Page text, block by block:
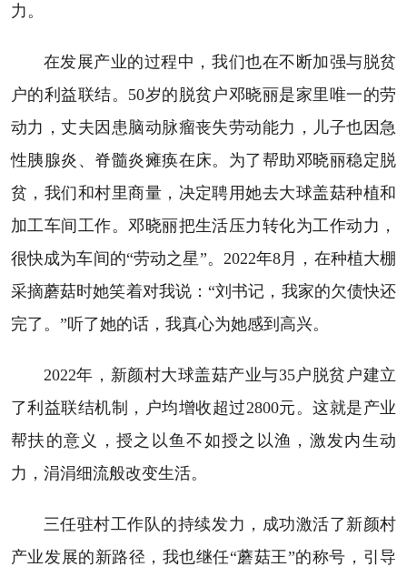
力。
在发展产业的过程中，我们也在不断加强与脱贫
户的利益联结。50岁的脱贫户邓晓丽是家里唯一的劳
动力，丈夫因患脑动脉瘤丧失劳动能力，儿子也因急
性胰腺炎、脊髓炎瘫痪在床。为了帮助邓晓丽稳定脱
贫，我们和村里商量，决定聘用她去大球盖菇种植和
加工车间工作。邓晓丽把生活压力转化为工作动力，
很快成为车间的“劳动之星”。2022年8月，在种植大棚
采摘蘑菇时她笑着对我说：“刘书记，我家的欠债快还
完了。”听了她的话，我真心为她感到高兴。
2022年，新颜村大球盖菇产业与35户脱贫户建立
了利益联结机制，户均增收超过2800元。这就是产业
帮扶的意义，授之以鱼不如授之以渔，激发内生动
力，涓涓细流般改变生活。
三任驻村工作队的持续发力，成功激活了新颜村
产业发展的新路径，我也继任“蘑菇王”的称号，引导